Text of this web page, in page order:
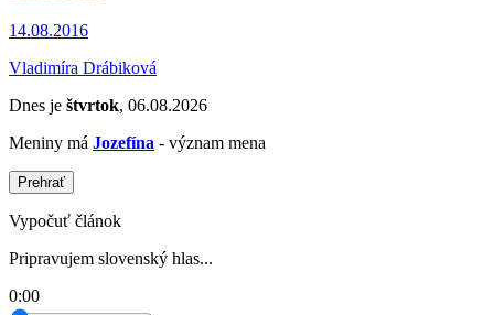
14.08.2016
Vladimíra Drábiková
Dnes je štvrtok, 06.08.2026
Meniny má Jozefína - význam mena
Prehrať
Vypočuť článok
Pripravujem slovenský hlas...
0:00